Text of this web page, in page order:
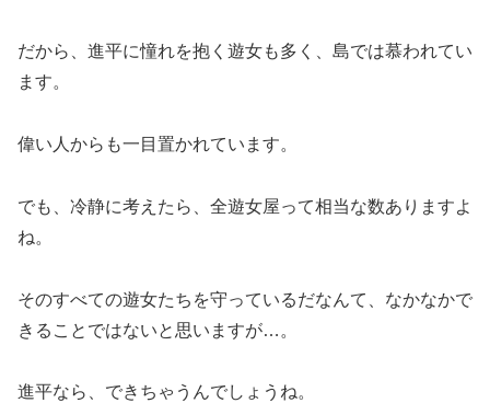
だから、進平に憧れを抱く遊女も多く、島では慕われてい
ます。
偉い人からも一目置かれています。
でも、冷静に考えたら、全遊女屋って相当な数ありますよ
ね。
そのすべての遊女たちを守っているだなんて、なかなかで
きることではないと思いますが…。
進平なら、できちゃうんでしょうね。